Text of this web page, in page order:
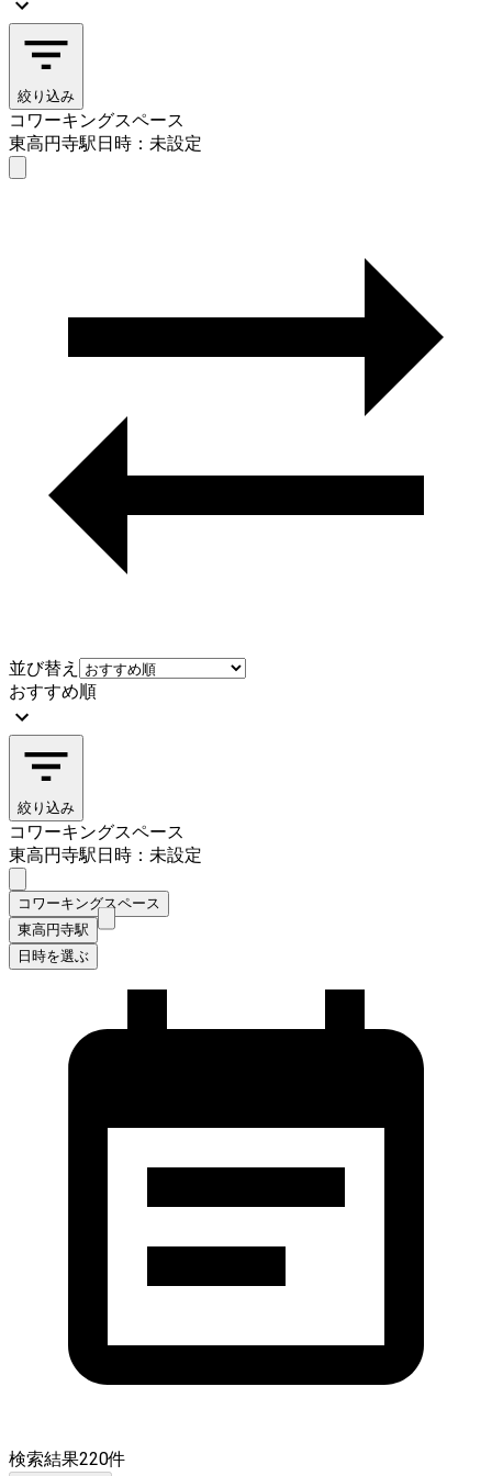
絞り込み
コワーキングスペース
東高円寺駅日時：未設定
並び替え
おすすめ順
絞り込み
コワーキングスペース
東高円寺駅日時：未設定
コワーキングスペース
東高円寺駅
日時を選ぶ
検索結果220件